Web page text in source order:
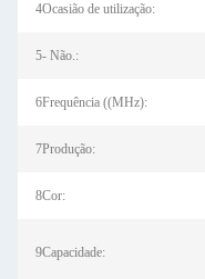
4Ocasião de utilização:
5- Não.:
6Frequência ((MHz):
7Produção:
8Cor:
9Capacidade: